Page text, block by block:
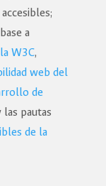
a
W3C,
web del
de
pautas
de la